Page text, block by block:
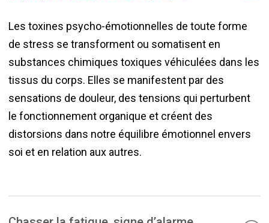
Les toxines psycho-émotionnelles de toute forme
de stress se transforment ou somatisent en
substances chimiques toxiques véhiculées dans les
tissus du corps. Elles se manifestent par des
sensations de douleur, des tensions qui perturbent
le fonctionnement organique et créent des
distorsions dans notre équilibre émotionnel envers
soi et en relation aux autres.